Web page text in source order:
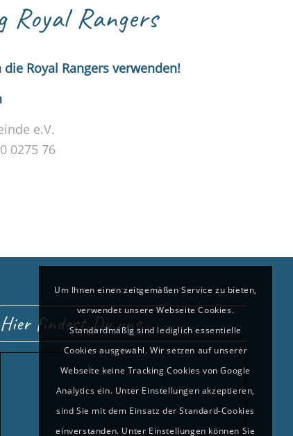
Royal Rangers
Royal Rangers verwenden!
e.V.
0275 76
Hier findest Du uns
Um Ihnen einen zeitgemäßen Service zu bieten,
verwendet unsere Webseite Cookies.
Standardmäßig sind lediglich essentielle
Cookies ausgewähl. Wir setzen auf unserer
Webseite keine Tracking Cookies von Google
Analytics ein. Unter Einstellungen akzeptieren,
sind Sie mit dem Einsatz der Standard-Cookies
einverstanden. Unter Einstellungen können Sie